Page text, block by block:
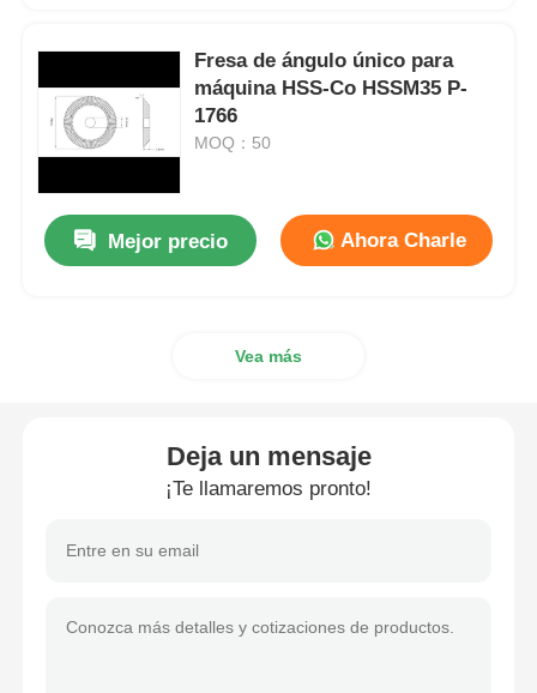
Videos
Sobre nosotros
Fresa de ángulo único para
máquina HSS-Co HSSM35 P-
1766
MOQ：50
Mejor precio Ahora Charle
Vea más
Deja un mensaje
¡Te llamaremos pronto!